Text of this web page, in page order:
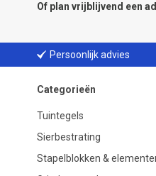
Of plan vrijblijvend een
Persoonlijk advies
Categorieën
Tuintegels
Sierbestrating
Stapelblokken &